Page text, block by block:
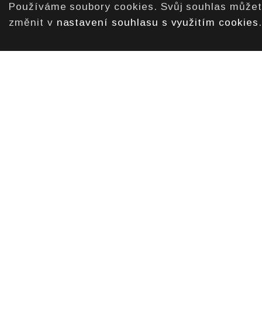
Používáme soubory cookies. Svůj souhlas
změnit v nastavení souhlasu s využitím cookies .